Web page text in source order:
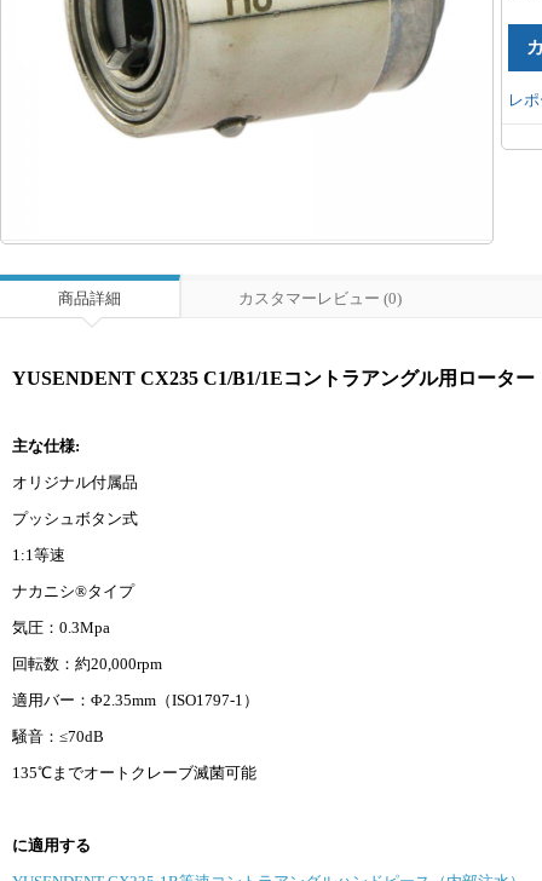
レ
商品詳細 カスタマーレビュー (0)
YUSENDENT CX235 C1/B1/1Eコントラアングル用ローター
主な仕様:
オリジナル付属品
プッシュボタン式
1:1等速
ナカニシ®タイプ
気圧：0.3Mpa
回転数：約20,000rpm
適用バー：Φ2.35mm（ISO1797-1）
騒音：≤70dB
135℃までオートクレーブ滅菌可能
に適用する